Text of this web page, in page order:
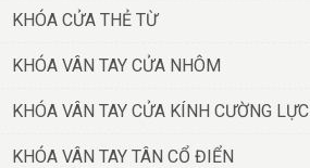
KHÓA CỬA THẺ TỪ
KHÓA VÂN TAY CỬA NHÔM
KHÓA VÂN TAY CỬA KÍNH CƯỜNG LỰC
KHÓA VÂN TAY TÂN CỔ ĐIỂN